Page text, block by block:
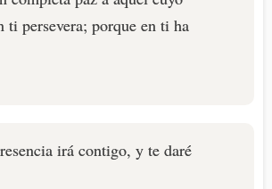
ti persevera; porque en ti ha
irá contigo, y te daré